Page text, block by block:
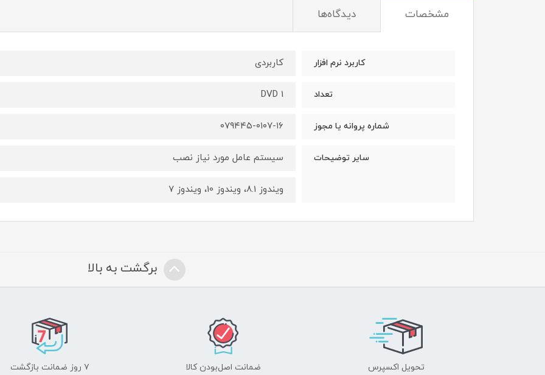
مشخصات دیدگاه‌ها
کاربرد نرم افزار کاربردی
تعداد DVD 1
شماره پروانه یا مجوز ۰۷۹۴۴۵-۰۱۰۷-۱۶
سایر توضیحات سیستم عامل مورد نیاز نصب
ویندوز 8.1، ویندوز 10، ویندوز 7
برگشت به بالا
تحویل اکسپرس ضمانت اصل‌بودن کالا ۷ روز ضمانت بازگشت